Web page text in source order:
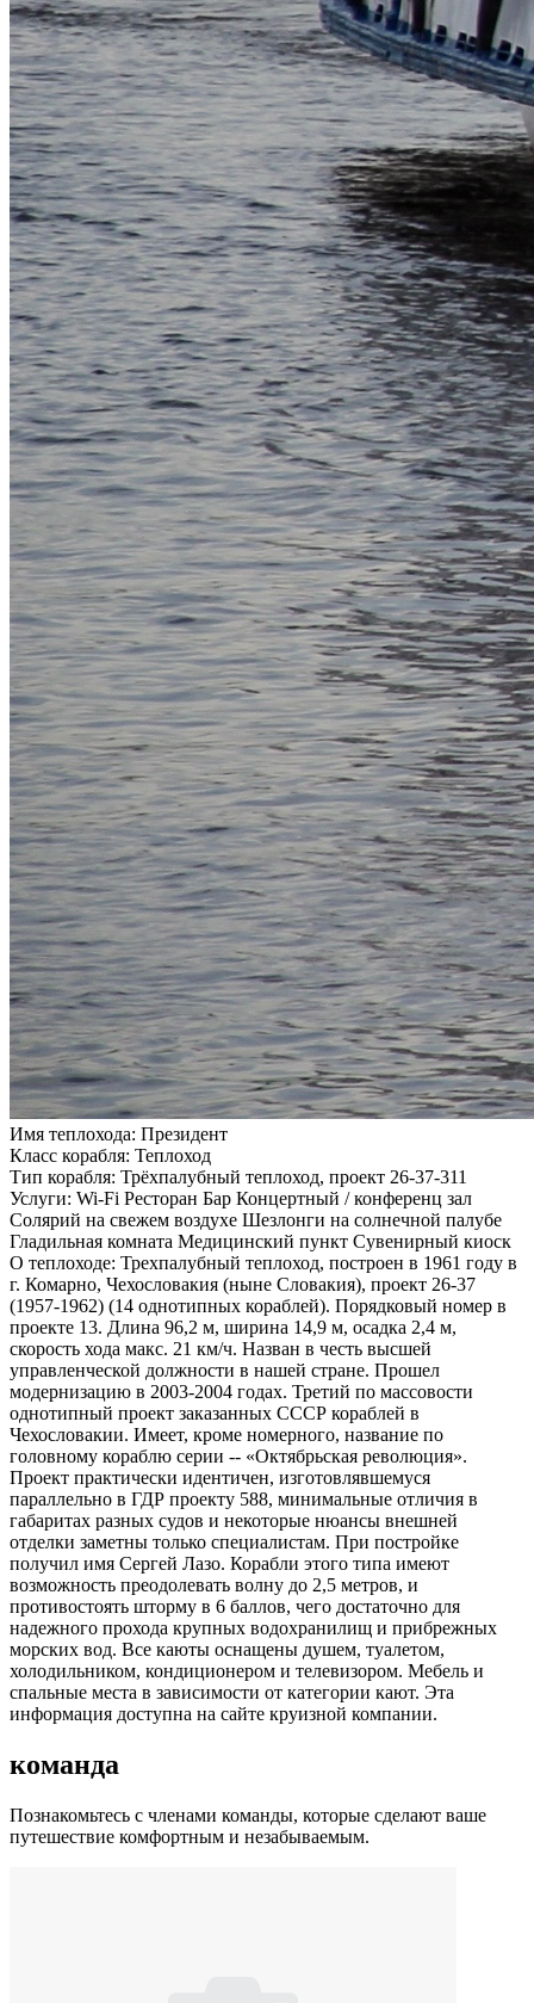
Имя теплохода: Президент
Класс корабля: Теплоход
Тип корабля: Трёхпалубный теплоход, проект 26-37-311
Услуги: Wi-Fi Ресторан Бар Концертный / конференц зал
Солярий на свежем воздухе Шезлонги на солнечной палубе
Гладильная комната Медицинский пункт Сувенирный киоск
О теплоходе: Трехпалубный теплоход, построен в 1961 году в
г. Комарно, Чехословакия (ныне Словакия), проект 26-37
(1957-1962) (14 однотипных кораблей). Порядковый номер в
проекте 13. Длина 96,2 м, ширина 14,9 м, осадка 2,4 м,
скорость хода макс. 21 км/ч. Назван в честь высшей
управленческой должности в нашей стране. Прошел
модернизацию в 2003-2004 годах. Третий по массовости
однотипный проект заказанных СССР кораблей в
Чехословакии. Имеет, кроме номерного, название по
головному кораблю серии -- «Октябрьская революция».
Проект практически идентичен, изготовлявшемуся
параллельно в ГДР проекту 588, минимальные отличия в
габаритах разных судов и некоторые нюансы внешней
отделки заметны только специалистам. При постройке
получил имя Сергей Лазо. Корабли этого типа имеют
возможность преодолевать волну до 2,5 метров, и
противостоять шторму в 6 баллов, чего достаточно для
надежного прохода крупных водохранилищ и прибрежных
морских вод. Все каюты оснащены душем, туалетом,
холодильником, кондиционером и телевизором. Мебель и
спальные места в зависимости от категории кают. Эта
информация доступна на сайте круизной компании.
команда
Познакомьтесь с членами команды, которые сделают ваше
путешествие комфортным и незабываемым.